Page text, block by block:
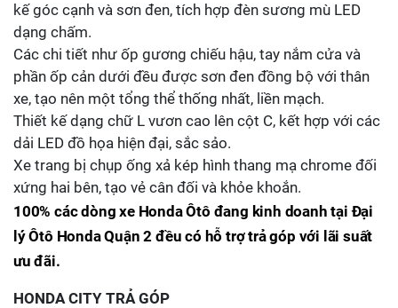
kế góc cạnh và sơn đen, tích hợp đèn sương mù LED
dạng chấm.
Các chi tiết như ốp gương chiếu hậu, tay nắm cửa và
phần ốp cản dưới đều được sơn đen đồng bộ với thân
xe, tạo nên một tổng thể thống nhất, liền mạch.
Thiết kế dạng chữ L vươn cao lên cột C, kết hợp với các
dải LED đồ họa hiện đại, sắc sảo.
Xe trang bị chụp ống xả kép hình thang mạ chrome đối
xứng hai bên, tạo vẻ cân đối và khỏe khoắn.
100% các dòng xe Honda Ôtô đang kinh doanh tại Đại
lý Ôtô Honda Quận 2 đều có hỗ trợ trả góp với lãi suất
ưu đãi.
HONDA CITY TRẢ GÓP